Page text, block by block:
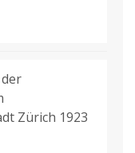
Zürich 1923